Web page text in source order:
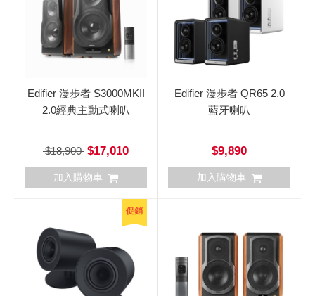
Edifier 漫步者 S3000MKII
2.0經典主動式喇叭
$18,900 $17,010
加入購物車
Edifier 漫步者 QR65 2.0
藍牙喇叭
$9,890
加入購物車
促銷